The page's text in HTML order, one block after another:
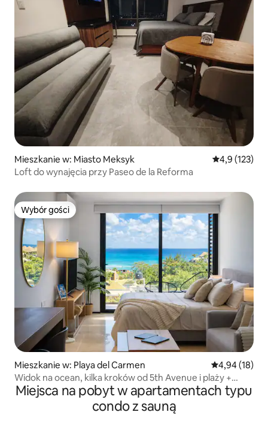
Mieszkanie w: Miasto Meksyk Średnia
4,9 (123)
Loft do wynajęcia przy Paseo de la Reforma
Wybór gości
Wybór gości
Mieszkanie w: Playa del Carmen Średnia
4,94 (18)
Widok na ocean, kilka kroków od 5th Avenue i plaży +
taras na dachu
Miejsca na pobyt w apartamentach typu
condo z sauną